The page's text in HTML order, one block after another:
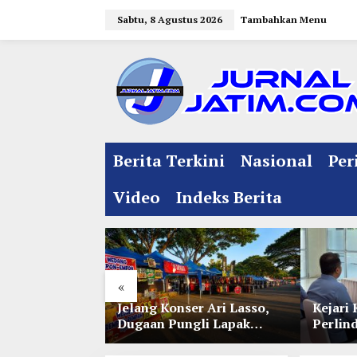
Sabtu, 8 Agustus 2026 Tambahkan Menu
Berita Terkini Nasional
Video
Indeks Berita
«
Jelang Konser Ari Lasso,
Dugaan Pungli Lapak
UMKM di Hari Jadi Kediri
Kejari
Lewat